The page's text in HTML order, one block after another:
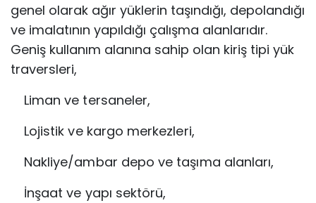
genel olarak ağır yüklerin taşındığı, depolandığı
ve imalatının yapıldığı çalışma alanlarıdır.
Geniş kullanım alanına sahip olan kiriş tipi yük
traversleri,
Liman ve tersaneler,
Lojistik ve kargo merkezleri,
Nakliye/ambar depo ve taşıma alanları,
İnşaat ve yapı sektörü,